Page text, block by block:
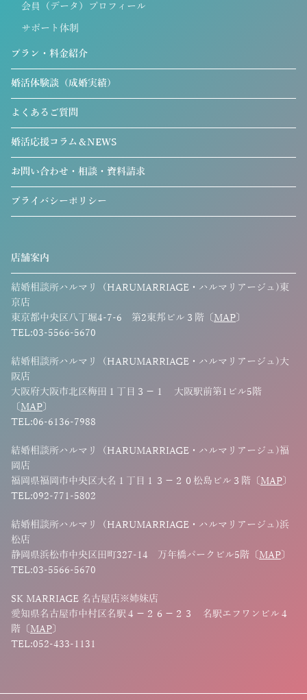
会員（データ）プロフィール
サポート体制
プラン・料金紹介
婚活体験談（成婚実績）
よくあるご質問
婚活応援コラム＆NEWS
お問い合わせ・相談・資料請求
プライバシーポリシー
店舗案内
結婚相談所ハルマリ（HARUMARRIAGE・ハルマリアージュ)東
京店
東京都中央区八丁堀4-7-6 第2東邦ビル３階〔 MAP〕
TEL:03-5566-5670
結婚相談所ハルマリ（HARUMARRIAGE・ハルマリアージュ)大
阪店
大阪府大阪市北区梅田１丁目３−１ 大阪駅前第1ビル5階
〔 MAP〕
TEL:06-6136-7988
結婚相談所ハルマリ（HARUMARRIAGE・ハルマリアージュ)福
岡店
福岡県福岡市中央区大名１丁目１３−２０松島ビル３階〔 MAP〕
TEL:092-771-5802
結婚相談所ハルマリ（HARUMARRIAGE・ハルマリアージュ)浜
松店
静岡県浜松市中央区田町327-14 万年橋パークビル5階〔 MAP〕
TEL:03-5566-5670
SK MARRIAGE 名古屋店※姉妹店
愛知県名古屋市中村区名駅４－２６－２３ 名駅エフワンビル４
階〔 MAP〕
TEL:052-433-1131